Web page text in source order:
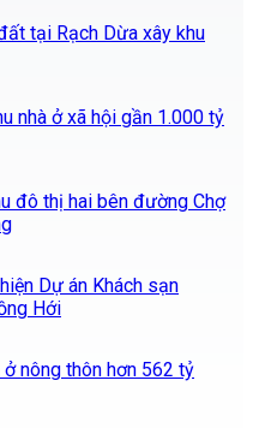
tại Rạch Dừa xây khu
nhà ở xã hội gần 1.000 tỷ
đô thị hai bên đường Chợ
Dự án Khách sạn
Hới
nông thôn hơn 562 tỷ